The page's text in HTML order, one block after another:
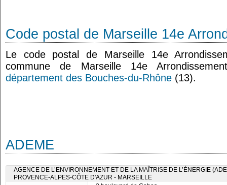
Code postal de Marseille 14e
Le code postal de Marseille 14e
commune de Marseille 14e
département des Bouches-du-Rhône (13).
ADEME
AGENCE DE L’ENVIRONNEMENT ET DE LA MAÎTRISE DE L’ÉNERGIE
PROVENCE-ALPES-CÔTE D'AZUR - MARSEILLE